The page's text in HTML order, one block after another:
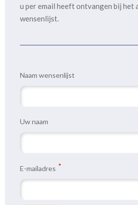
u per email heeft ontvangen bij het
wensenlijst.
Naam wensenlijst
Uw naam
E-mailadres